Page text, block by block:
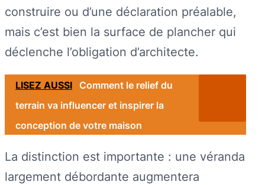
construire ou d’une déclaration préalable,
mais c’est bien la surface de plancher qui
déclenche l’obligation d’architecte.
LISEZ AUSSI
Comment le relief du
terrain va influencer et inspirer la
conception de votre maison
La distinction est importante : une véranda
largement débordante augmentera